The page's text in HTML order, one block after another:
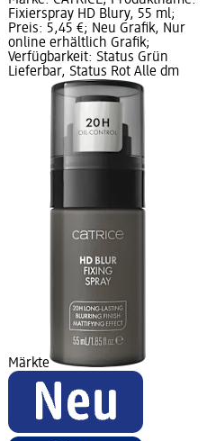
Fixierspray HD Blury, 55 ml;
Preis: 5,45 €; Neu Grafik, Nur
online erhältlich Grafik;
Verfügbarkeit: Status Grün
Lieferbar, Status Rot Alle dm
Märkte